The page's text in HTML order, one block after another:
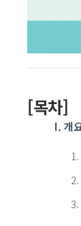
[목차]
I. 개